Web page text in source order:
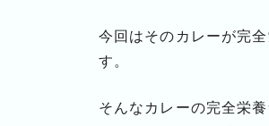
今回はそのカレーが完
す。
そんなカレーの完全栄